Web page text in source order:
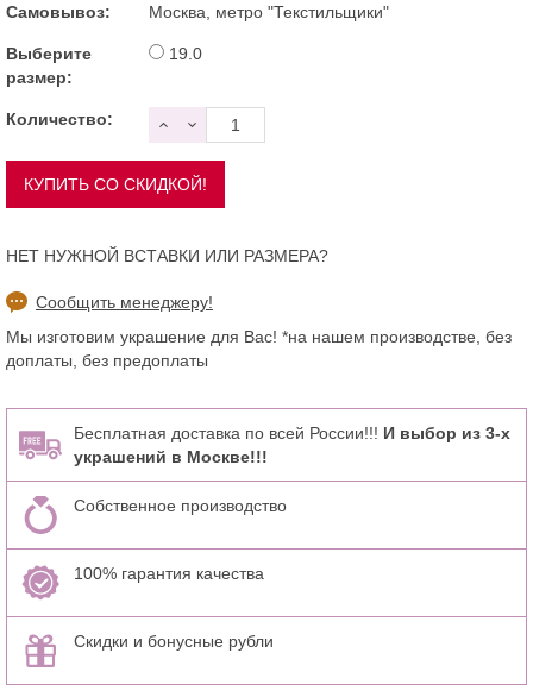
Самовывоз: Москва, метро "Текстильщики"
Выберите
размер:
19.0
Количество:
НЕТ НУЖНОЙ ВСТАВКИ ИЛИ РАЗМЕРА?
Сообщить менеджеру!
Мы изготовим украшение для Вас! *на нашем производстве, без
доплаты, без предоплаты
Бесплатная доставка по всей России!!! И выбор из 3-х
украшений в Москве!!!
Собственное производство
100% гарантия качества
Скидки и бонусные рубли